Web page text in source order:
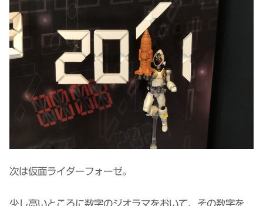
次は仮面ライダーフォーゼ。
少し高いところに数字のジオラマをおいて、その数字を